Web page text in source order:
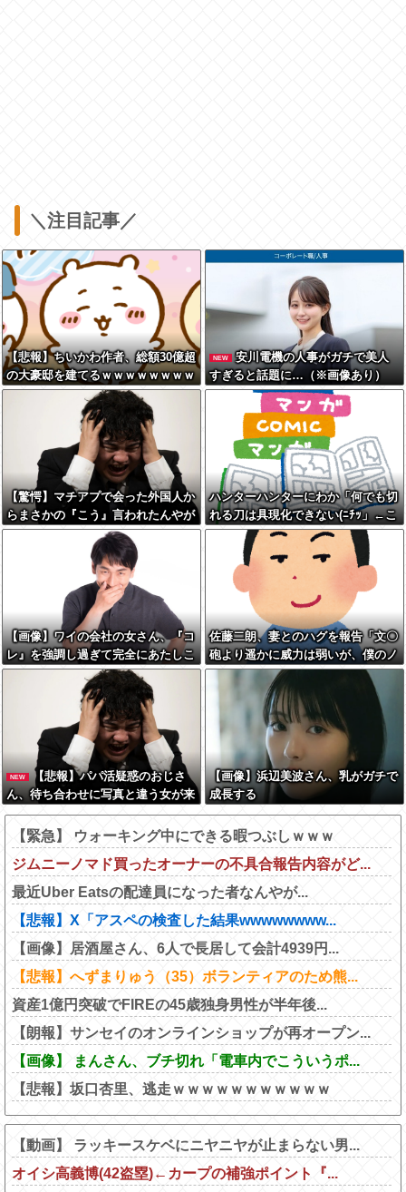
＼注目記事／
【悲報】ちいかわ作者、総額30億超
の大豪邸を建てるｗｗｗｗｗｗｗｗ
ｗｗｗｗｗｗｗｗｗｗｗ
NEW
安川電機の人事がガチで美人
すぎると話題に…（※画像あり）
【驚愕】マチアプで会った外国人か
らまさかの『こう』言われたんやが
これワイ詰みか？？？？？？？
ハンターハンターにわか「何でも切
れる刀は具現化できない(ﾆﾁｯ」←こ
れ
【画像】ワイの会社の女さん、『コ
レ』を強調し過ぎて完全にあたしこ
枠を狙ってるんだがw w w w w w
佐藤二朗、妻とのハグを報告「文〇
砲より遥かに威力は弱いが、僕のノ
ロケ砲をお見舞いする」
NEW
【悲報】パパ活疑惑のおじさ
ん、待ち合わせに写真と違う女が来
たので逃げようとするも眼鏡を奪わ
れ可哀想なことになっているところ
を激写されてしまう…
【画像】浜辺美波さん、乳がガチで
成長する
【緊急】 ウォーキング中にできる暇つぶしｗｗｗ
ジムニーノマド買ったオーナーの不具合報告内容がど...
最近Uber Eatsの配達員になった者なんやが...
【悲報】X「アスペの検査した結果wwwwwwww...
【画像】居酒屋さん、6人で長居して会計4939円...
【悲報】へずまりゅう（35）ボランティアのため熊...
資産1億円突破でFIREの45歳独身男性が半年後...
【朗報】サンセイのオンラインショップが再オープン...
【画像】 まんさん、ブチ切れ「電車内でこういうポ...
【悲報】坂口杏里、逃走ｗｗｗｗｗｗｗｗｗｗｗ
【動画】 ラッキースケベにニヤニヤが止まらない男...
オイシ高義博(42盗塁)←カープの補強ポイント『...